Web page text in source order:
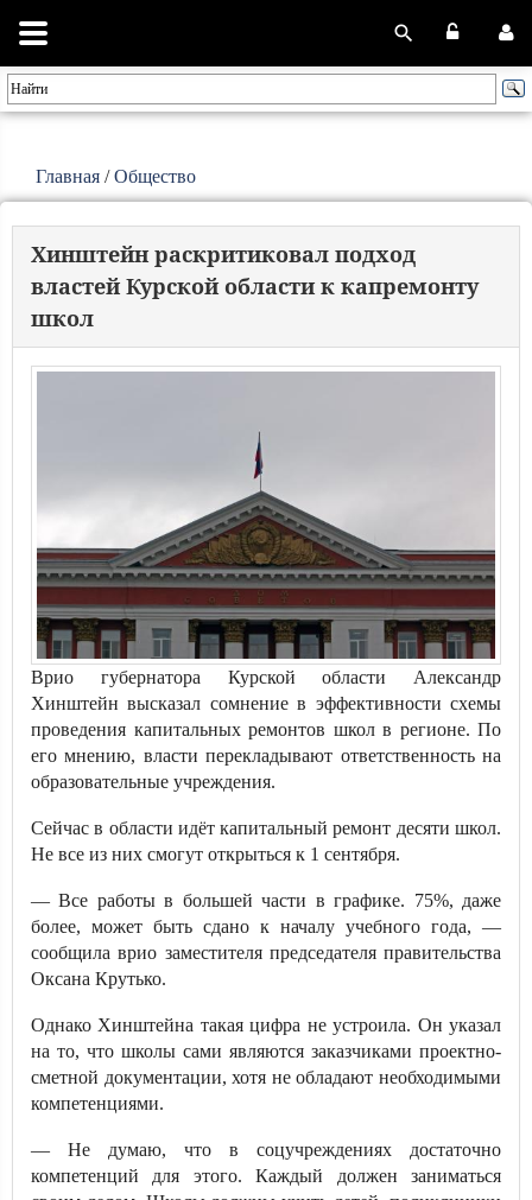
Главная /Общество
Хинштейн раскритиковал подход
властей Курской области к капремонту
школ
Врио губернатора Курской области Александр
Хинштейн высказал сомнение в эффективности схемы
проведения капитальных ремонтов школ в регионе. По
его мнению, власти перекладывают ответственность на
образовательные учреждения.
Сейчас в области идёт капитальный ремонт десяти школ.
Не все из них смогут открыться к 1 сентября.
— Все работы в большей части в графике. 75%, даже
более, может быть сдано к началу учебного года, —
сообщила врио заместителя председателя правительства
Оксана Крутько.
Однако Хинштейна такая цифра не устроила. Он указал
на то, что школы сами являются заказчиками проектно-
сметной документации, хотя не обладают необходимыми
компетенциями.
— Не думаю, что в соцучреждениях достаточно
компетенций для этого. Каждый должен заниматься